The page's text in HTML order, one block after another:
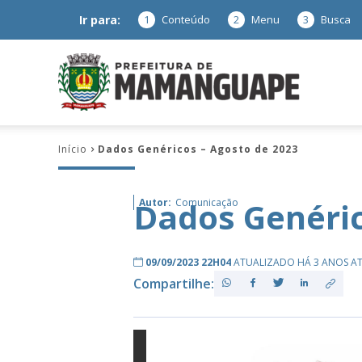
Ir para: 1 Conteúdo 2 Menu 3 Busca
Início Dados Genéricos – Agosto de 2023
Autor: Comunicação
Dados
09/09/2023 22H04ATUALIZADO HÁ 3 ANOS
Compartilhe: